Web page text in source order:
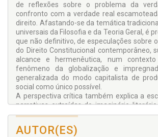
de reflexões sobre o problema da
confronto com a verdade real
direito. Afastando-se da temática
universais da Filosofia e da Teoria Geral, é
que não definitivo, de especulações sobre
do Direito Constitucional contemporâneo,
alcance e hermenêutica, num
fenômeno da globalização e
generalizada do modo capitalista de
social como único possível.
A perspectiva crítica também explica a
narrativas extraídas do imaginário
quais apresentam certo paralelismo
estudadas no âmbito mais restrito
constitucional. Entretanto, se a
AUTOR(ES)